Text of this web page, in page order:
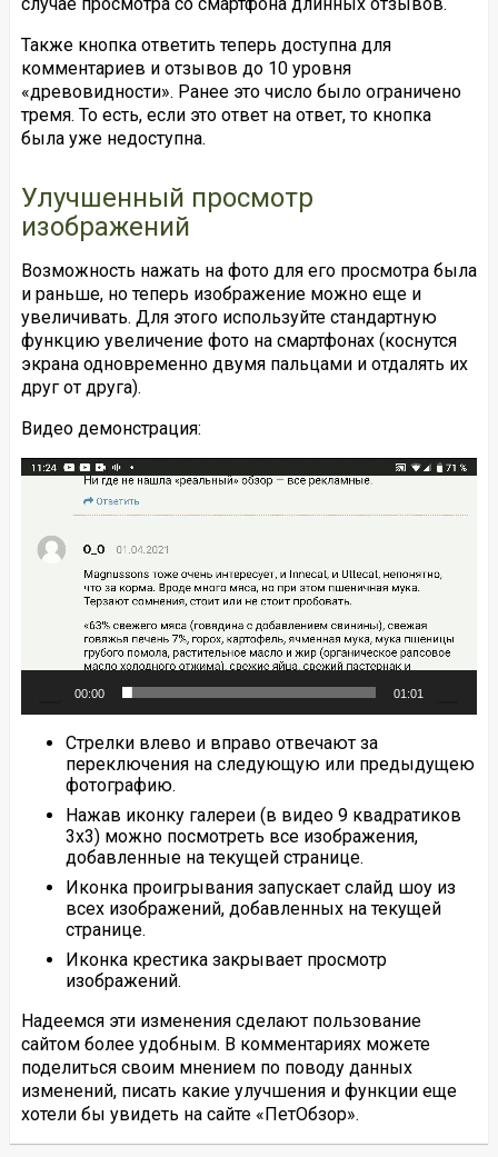
случае просмотра со смартфона длинных отзывов.
Также кнопка ответить теперь доступна для
комментариев и отзывов до 10 уровня
«древовидности». Ранее это число было ограничено
тремя. То есть, если это ответ на ответ, то кнопка
была уже недоступна.
Улучшенный просмотр
изображений
Возможность нажать на фото для его просмотра была
и раньше, но теперь изображение можно еще и
увеличивать. Для этого используйте стандартную
функцию увеличение фото на смартфонах (коснутся
экрана одновременно двумя пальцами и отдалять их
друг от друга).
Видео демонстрация:
Видеоплеер
00:00 01:01
Стрелки влево и вправо отвечают за
переключения на следующую или предыдущею
фотографию.
Нажав иконку галереи (в видео 9 квадратиков
3х3) можно посмотреть все изображения,
добавленные на текущей странице.
Иконка проигрывания запускает слайд шоу из
всех изображений, добавленных на текущей
странице.
Иконка крестика закрывает просмотр
изображений.
Надеемся эти изменения сделают пользование
сайтом более удобным. В комментариях можете
поделиться своим мнением по поводу данных
изменений, писать какие улучшения и функции еще
хотели бы увидеть на сайте «ПетОбзор».